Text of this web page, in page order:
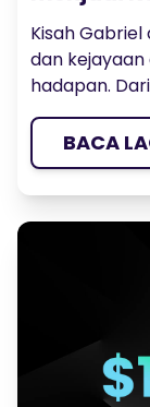
Kisah
dan
hadapan.
BACA